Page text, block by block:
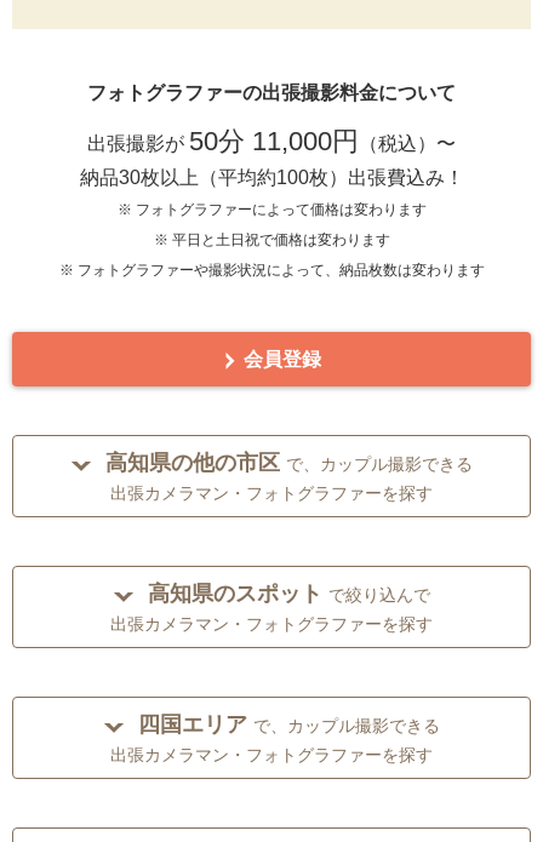
フォトグラファーの出張撮影料金について
出張撮影が 50分 11,000円
（税込）〜
納品30枚以上（平均約100枚）出張費込み！
※ フォトグラファーによって価格は変わります
※ 平日と土日祝で価格は変わります
※ フォトグラファーや撮影状況によって、納品枚数は変わります
会員登録
高知県の他の市区 で、カップル撮影できる
出張カメラマン・フォトグラファーを探す
高知県のスポット で絞り込んで
出張カメラマン・フォトグラファーを探す
四国エリア で、カップル撮影できる
出張カメラマン・フォトグラファーを探す